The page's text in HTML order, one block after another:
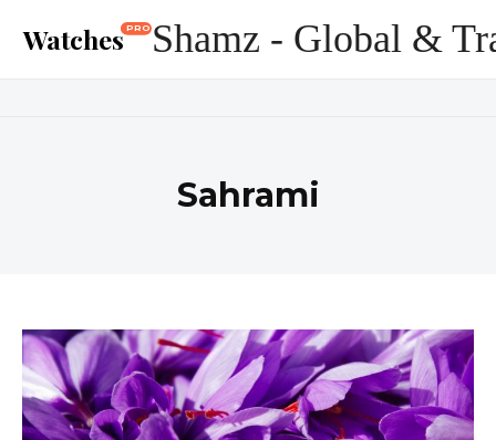
Watches PRO Shamz - Global &
Sahrami